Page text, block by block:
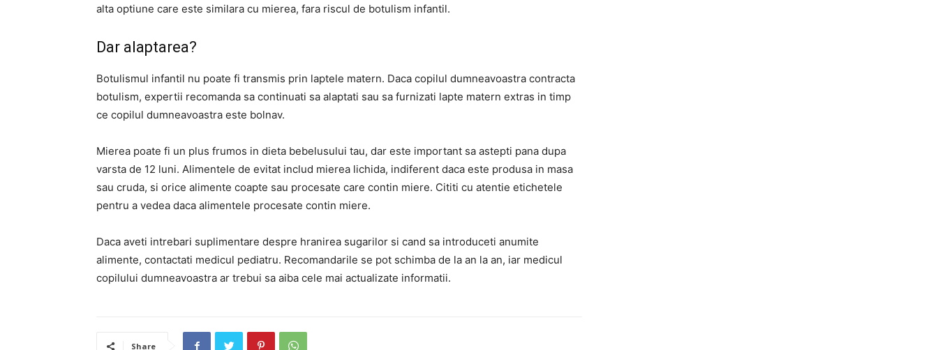
alta optiune care este similara cu mierea, fara riscul de botulism infantil.
Dar alaptarea?
Botulismul infantil nu poate fi transmis prin laptele matern. Daca copilul dumneavoastra contracta
botulism, expertii recomanda sa continuati sa alaptati sau sa furnizati lapte matern extras in timp
ce copilul dumneavoastra este bolnav.
Mierea poate fi un plus frumos in dieta bebelusului tau, dar este important sa astepti pana dupa
varsta de 12 luni. Alimentele de evitat includ mierea lichida, indiferent daca este produsa in masa
sau cruda, si orice alimente coapte sau procesate care contin miere. Cititi cu atentie etichetele
pentru a vedea daca alimentele procesate contin miere.
Daca aveti intrebari suplimentare despre hranirea sugarilor si cand sa introduceti anumite
alimente, contactati medicul pediatru. Recomandarile se pot schimba de la an la an, iar medicul
copilului dumneavoastra ar trebui sa aiba cele mai actualizate informatii.
Share